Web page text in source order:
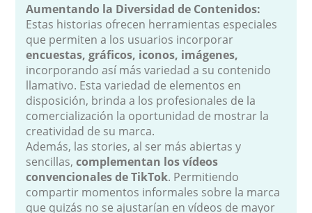
Aumentando la Diversidad de Contenidos:
Estas historias ofrecen herramientas especiales
que permiten a los usuarios incorporar
encuestas, gráficos, iconos, imágenes,
incorporando así más variedad a su contenido
llamativo. Esta variedad de elementos en
disposición, brinda a los profesionales de la
comercialización la oportunidad de mostrar la
creatividad de su marca.
Además, las stories, al ser más abiertas y
sencillas, complementan los vídeos
convencionales de TikTok. Permitiendo
compartir momentos informales sobre la marca
que quizás no se ajustarían en vídeos de mayor